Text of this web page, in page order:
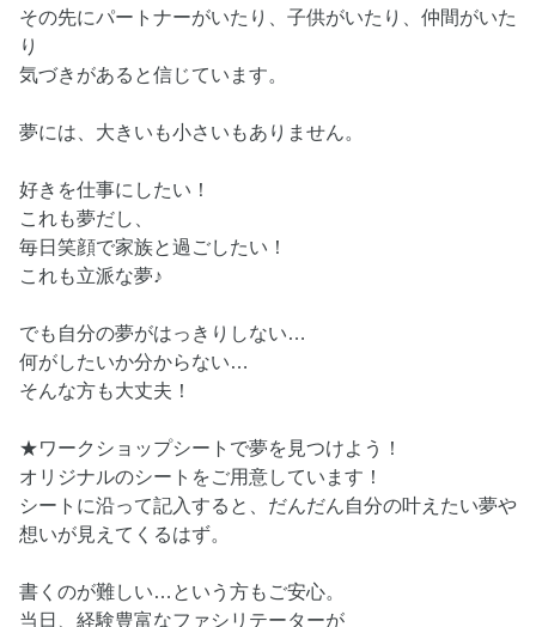
その先にパートナーがいたり、子供がいたり、仲間がいた
り
気づきがあると信じています。
夢には、大きいも小さいもありません。
好きを仕事にしたい！
これも夢だし、
毎日笑顔で家族と過ごしたい！
これも立派な夢♪
でも自分の夢がはっきりしない…
何がしたいか分からない…
そんな方も大丈夫！
★ワークショップシートで夢を見つけよう！
オリジナルのシートをご用意しています！
シートに沿って記入すると、だんだん自分の叶えたい夢や
想いが見えてくるはず。
書くのが難しい…という方もご安心。
当日、経験豊富なファシリテーターが